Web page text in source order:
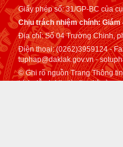
Giấy phép số: 31/GP-BC của
Chịu trách nhiệm chính: Giám
Địa chỉ: Số 04 Trường Chinh,
Điện thoại: (0262)3959124 -
tuphap@daklak.gov.vn -
© Ghi rõ nguồn Trang Thông
trích dẫn lại tin từ địa chỉ này.